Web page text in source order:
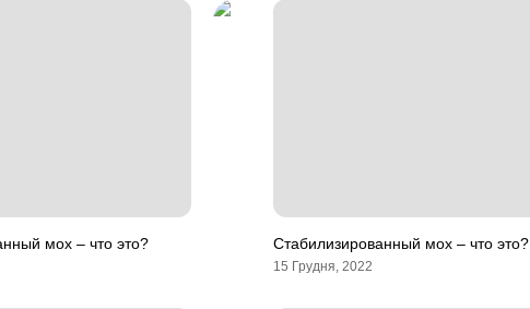
мох – что это? Стабилизированный мох – что это?
15 Грудня, 2022